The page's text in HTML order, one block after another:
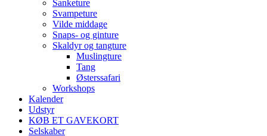
Sanketure
Svampeture
Vilde middage
Snaps- og ginture
Skaldyr og tangture
Muslingture
Tang
Østerssafari
Workshops
Kalender
Udstyr
KØB ET GAVEKORT
Selskaber